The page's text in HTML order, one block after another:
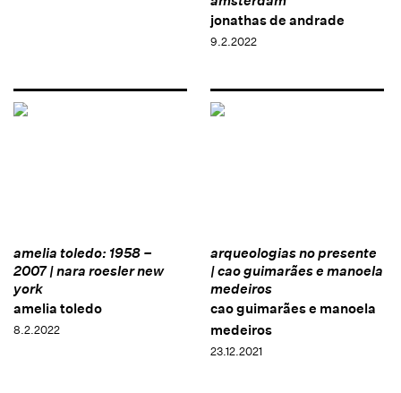
jonathas de andrade
9.2.2022
amelia toledo: 1958 –
2007 | nara roesler new
york
amelia toledo
8.2.2022
arqueologias no presente
| cao guimarães e manoela
medeiros
cao guimarães e manoela
medeiros
23.12.2021